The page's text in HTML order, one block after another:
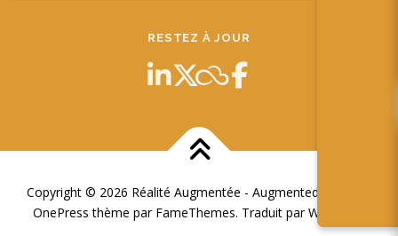
RESTEZ À JOUR
Copyright © 2026 Réalité Augmentée - Augmented Reality
OnePress thème par FameThemes. Traduit par Wp Trads.